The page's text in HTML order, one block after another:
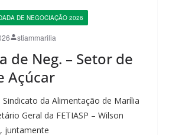
DE NEGOCIAÇÃO 2026
stiammarilia
de Neg. – Setor de
Açúcar
da Alimentação de Marília
Geral da FETIASP – Wilson
juntamente